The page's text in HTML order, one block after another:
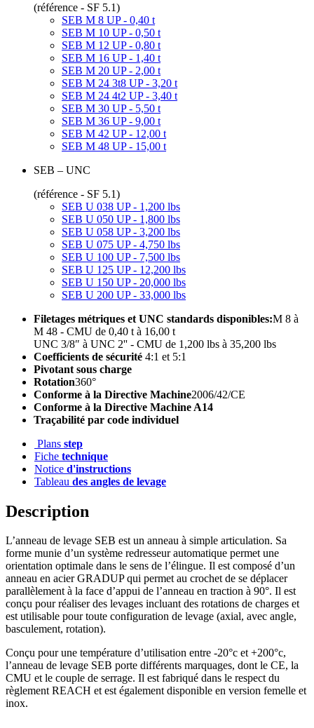
(référence - SF 5.1)
SEB M 8 UP - 0,40 t
SEB M 10 UP - 0,50 t
SEB M 12 UP - 0,80 t
SEB M 16 UP - 1,40 t
SEB M 20 UP - 2,00 t
SEB M 24 3t8 UP - 3,20 t
SEB M 24 4t2 UP - 3,40 t
SEB M 30 UP - 5,50 t
SEB M 36 UP - 9,00 t
SEB M 42 UP - 12,00 t
SEB M 48 UP - 15,00 t
SEB – UNC
(référence - SF 5.1)
SEB U 038 UP - 1,200 lbs
SEB U 050 UP - 1,800 lbs
SEB U 058 UP - 3,200 lbs
SEB U 075 UP - 4,750 lbs
SEB U 100 UP - 7,500 lbs
SEB U 125 UP - 12,200 lbs
SEB U 150 UP - 20,000 lbs
SEB U 200 UP - 33,000 lbs
Filetages métriques et UNC standards disponibles:M 8 à
M 48 - CMU de 0,40 t à 16,00 t
UNC 3/8″ à UNC 2'' - CMU de 1,200 lbs à 35,200 lbs
Coefficients de sécurité 4:1 et 5:1
Pivotant sous charge
Rotation360°
Conforme à la Directive Machine2006/42/CE
Conforme à la Directive Machine A14
Traçabilité par code individuel
Plans step
Fiche technique
Notice d'instructions
Tableau des angles de levage
Description
L’anneau de levage SEB est un anneau à simple articulation. Sa
forme munie d’un système redresseur automatique permet une
orientation optimale dans le sens de l’élingue. Il est composé d’un
anneau en acier GRADUP qui permet au crochet de se déplacer
parallèlement à la face d’appui de l’anneau en traction à 90°. Il est
conçu pour réaliser des levages incluant des rotations de charges et
est utilisable pour toute configuration de levage (axial, avec angle,
basculement, rotation).
Conçu pour une température d’utilisation entre -20°c et +200°c,
l’anneau de levage SEB porte différents marquages, dont le CE, la
CMU et le couple de serrage. Il est fabriqué dans le respect du
règlement REACH et est également disponible en version femelle et
inox.